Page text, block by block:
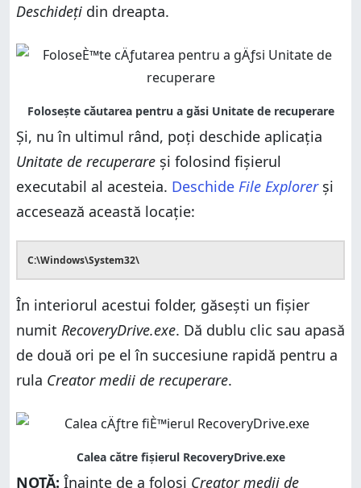
Deschideți din dreapta.
Și, nu în ultimul rând, poți deschide aplicația
Unitate de recuperare și folosind fișierul
executabil al acesteia. Deschide File Explorerși
accesează această locație:
C:\Windows\System32\
În interiorul acestui folder, găsești un fișier
numit RecoveryDrive.exe. Dă dublu clic sau apasă
de două ori pe el în succesiune rapidă pentru a
rula Creator medii de recuperare.
NOTĂ: Înainte de a folosi Creator medii de